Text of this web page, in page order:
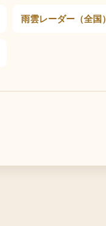
雨雲レーダー（全国）